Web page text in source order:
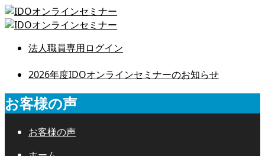
法人職員専用ログイン
2026年度IDOオンラインセミナーのお知らせ
お客様の声
お客様の声